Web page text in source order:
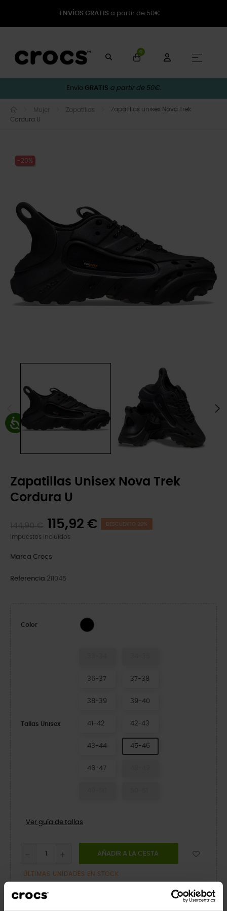
ENVÍOS GRATIS a partir de 50€
0
☰
Envío GRATIS a partir de 50€.
Mujer Zapatillas
Zapatillas unisex Nova Trek
Cordura U
-20%
Zapatillas Unisex Nova Trek
Cordura U
115,92 € DESCUENTO 20%
Impuestos incluidos
Marca Crocs
Referencia 211045
Color Black
Tallas Unisex
36-37 37-38
38-39 39-40
41-42 42-43
43-44 45-46
46-47
Ver guía de tallas
AÑADIR A LA CESTA
ÚLTIMAS UNIDADES EN STOCK
Pinterest